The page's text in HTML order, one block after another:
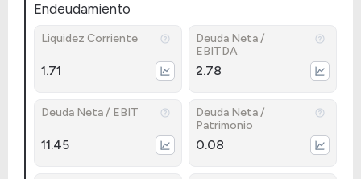
Endeudamiento
Liquidez Corriente
1.71
Deuda Neta /
EBITDA
2.78
Deuda Neta / EBIT
11.45
Deuda Neta /
Patrimonio
0.08